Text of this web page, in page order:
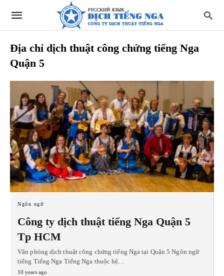
Địa chỉ dịch thuật công chứng tiếng Nga
Quận 5
Ngôn ngữ
Công ty dịch thuật tiếng Nga Quận 5
Tp HCM
Văn phòng dịch thuật công chứng tiếng Nga tại Quận 5 Ngôn ngữ
tiếng Tiếng Nga Tiếng Nga thuộc hệ…
10 years ago